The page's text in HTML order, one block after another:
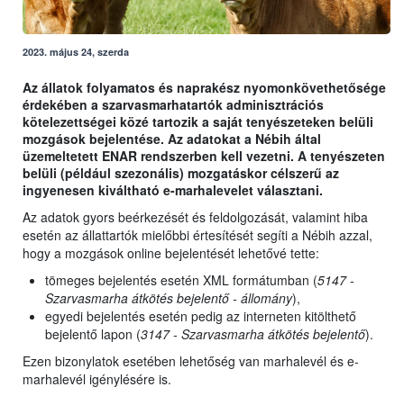
2023. május 24, szerda
Az állatok folyamatos és naprakész nyomonkövethetősége
érdekében a szarvasmarhatartók adminisztrációs
kötelezettségei közé tartozik a saját tenyészeteken belüli
mozgások bejelentése. Az adatokat a Nébih által
üzemeltetett ENAR rendszerben kell vezetni. A tenyészeten
belüli (például szezonális) mozgatáskor célszerű az
ingyenesen kiváltható e-marhalevelet választani.
Az adatok gyors beérkezését és feldolgozását, valamint hiba
esetén az állattartók mielőbbi értesítését segíti a Nébih azzal,
hogy a mozgások online bejelentését lehetővé tette:
tömeges bejelentés esetén XML formátumban (5147 -
Szarvasmarha átkötés bejelentő - állomány),
egyedi bejelentés esetén pedig az interneten kitölthető
bejelentő lapon (3147 - Szarvasmarha átkötés bejelentő).
Ezen bizonylatok esetében lehetőség van marhalevél és e-
marhalevél igénylésére is.